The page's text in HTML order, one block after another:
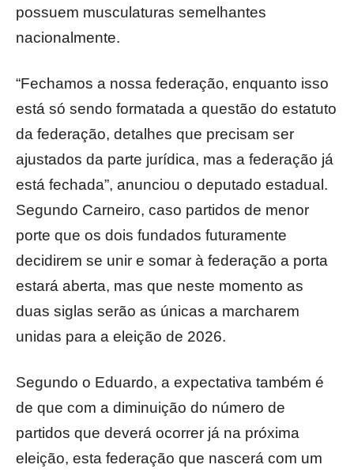
possuem musculaturas semelhantes
nacionalmente.
“Fechamos a nossa federação, enquanto isso
está só sendo formatada a questão do estatuto
da federação, detalhes que precisam ser
ajustados da parte jurídica, mas a federação já
está fechada”, anunciou o deputado estadual.
Segundo Carneiro, caso partidos de menor
porte que os dois fundados futuramente
decidirem se unir e somar à federação a porta
estará aberta, mas que neste momento as
duas siglas serão as únicas a marcharem
unidas para a eleição de 2026.
Segundo o Eduardo, a expectativa também é
de que com a diminuição do número de
partidos que deverá ocorrer já na próxima
eleição, esta federação que nascerá com um